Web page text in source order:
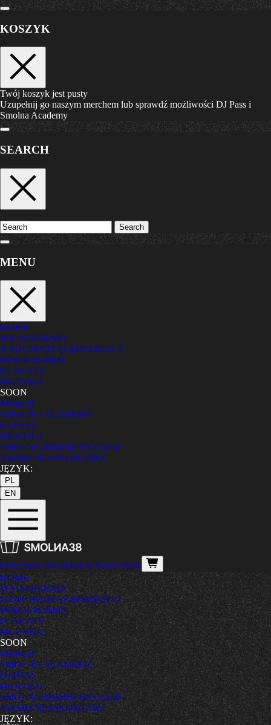
KOSZYK
Twój koszyk jest pusty
Uzupełnij go naszym merchem lub sprawdź możliwości DJ Pass i
Smolna Academy
SEARCH
Search
MENU
HOME
WYDARZENIA
NADCHODZĄCEPRZESZŁE
INNER FORMS
PLAKATY
MUZYKA
SOON
MERCH
SMOLNA ACADEMY
DJ PASS
HIDEOUT
SMOLNA MEMBERS CLUB
AWARENESSKONTAKT
JĘZYK:
PL
EN
FRIENDS OF SMOLNAFRIENDS
HOME
WYDARZENIA
NADCHODZĄCEPRZESZŁE
INNER FORMS
PLAKATY
MUZYKA
SOON
MERCH
SMOLNA ACADEMY
DJ PASS
HIDEOUT
SMOLNA MEMBERS CLUB
AWARENESSKONTAKT
JĘZYK: